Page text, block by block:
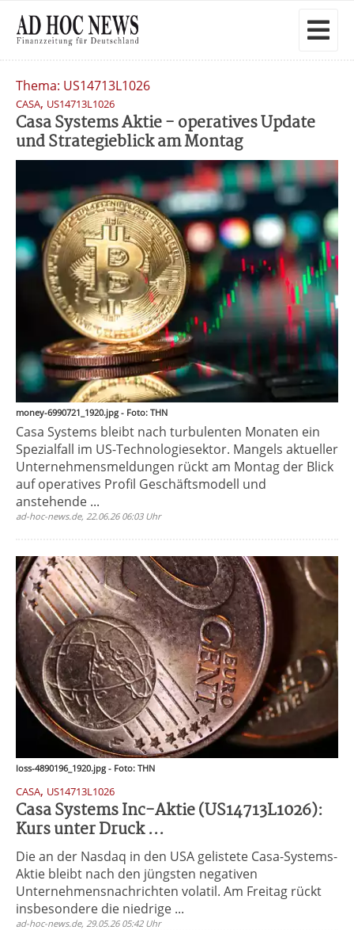
Thema: US14713L1026
CASA, US14713L1026
Casa Systems Aktie - operatives Update
und Strategieblick am Montag
money-6990721_1920.jpg - Foto: THN
Casa Systems bleibt nach turbulenten Monaten ein
Spezialfall im US-Technologiesektor. Mangels aktueller
Unternehmensmeldungen rückt am Montag der Blick
auf operatives Profil Geschäftsmodell und
anstehende ...
ad-hoc-news.de, 22.06.26 06:03 Uhr
loss-4890196_1920.jpg - Foto: THN
CASA, US14713L1026
Casa Systems Inc-Aktie (US14713L1026):
Kurs unter Druck ...
Die an der Nasdaq in den USA gelistete Casa-Systems-
Aktie bleibt nach den jüngsten negativen
Unternehmensnachrichten volatil. Am Freitag rückt
insbesondere die niedrige ...
ad-hoc-news.de, 29.05.26 05:42 Uhr